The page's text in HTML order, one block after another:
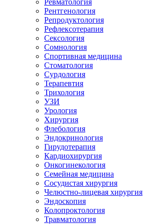
Рентгенология
Репродуктология
Рефлексотерапия
Сексология
Сомнология
Спортивная медицина
Стоматология
Сурдология
Терапевтия
Трихология
УЗИ
Урология
Хирургия
Флебология
Эндокринология
Гирудотерапия
Кардиохирургия
Онкогинекология
Семейная медицина
Сосудистая хирургия
Челюстно-лицевая хирургия
Эндоскопия
Колопроктология
Травматология